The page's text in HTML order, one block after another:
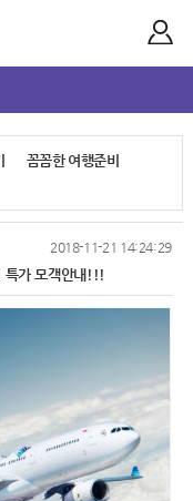
꼼꼼한 여행준비
2018-11-21 14:24:29
특가 모객안내!!!